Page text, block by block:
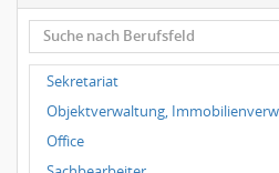
Leipzig
Dortmund
Wuppertal
Hallbergmoos
Würzburg
Grünwald
Sekretariat
Objektverwaltung,
Office